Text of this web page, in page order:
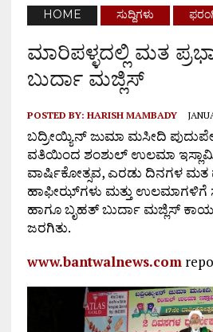
HOME ಸುದ್ದಿಗಳು
ಮಾರಿಪಳ್ಳದಲ್ಲಿ ಮತ
ಬುರ್ದಾ ಮಜ್ಲಿಸ್
POSTED BY: HARISH MAMBADY
ಬದ್ರೀಯ್ಯಿನ್ ಜುಮಾ ಮಸೀದಿ
ವತಿಯಿಂದ ಶಂಶುಲ್ ಉಲಮಾ
ವಾರ್ಷಿಕೋತ್ಸವ, ಎರಡು ದಿನಗಳ ಮತ
ಹಾಫೀಝ್‌ಗಳು ಮತ್ತು ಉಲಮಾಗಳಿಗೆ
ಹಾಗೂ ಬೃಹತ್ ಬುರ್ದಾ ಮಜ್ಲಿಸ್
ಜರಗಿತು.
www.bantwalnews.com